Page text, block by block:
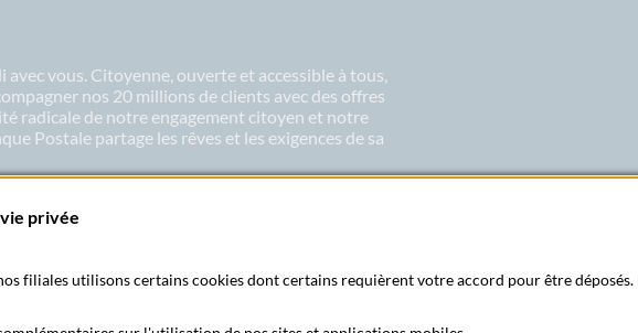
vous. Citoyenne, ouverte et accessible à tous,
nos 20 millions de clients avec des offres
radicale de notre engagement citoyen et notre
Postale partage les rêves et les exigences de sa
privée
filiales utilisons certains cookies dont certains requièrent votre accord pour être déposés.